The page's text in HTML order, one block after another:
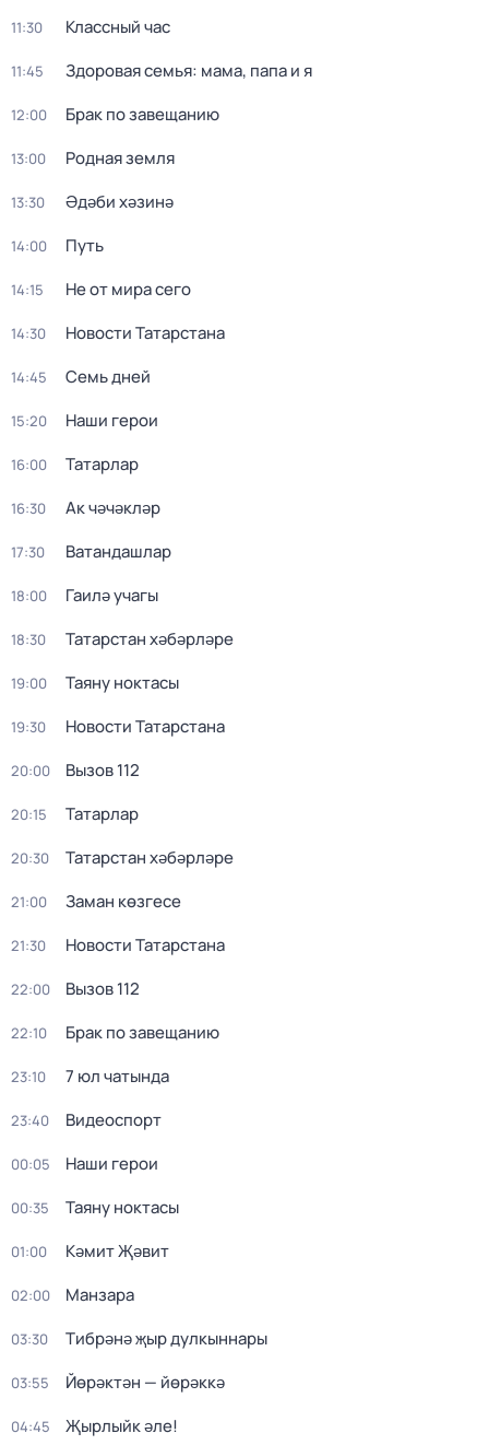
11:30 Классный час
11:45 Здоровая семья: мама, папа и я
12:00 Брак по завещанию
13:00 Родная земля
13:30 Әдәби хәзинә
14:00 Путь
14:15 Не от мира сего
14:30 Новости Татарстана
14:45 Семь дней
15:20 Наши герои
16:00 Татарлар
16:30 Ак чәчәкләр
17:30 Ватандашлар
18:00 Гаилә учагы
18:30 Татарстан хәбәрләре
19:00 Таяну ноктасы
19:30 Новости Татарстана
20:00 Вызов 112
20:15 Татарлар
20:30 Татарстан хәбәрләре
21:00 Заман көзгесе
21:30 Новости Татарстана
22:00 Вызов 112
22:10 Брак по завещанию
23:10 7 юл чатында
23:40 Видеоспорт
00:05 Наши герои
00:35 Таяну ноктасы
01:00 Кәмит Җәвит
02:00 Манзара
03:30 Тибрәнә җыр дулкыннары
03:55 Йөрәктән — йөрәккә
04:45 Җырлыйк әле!